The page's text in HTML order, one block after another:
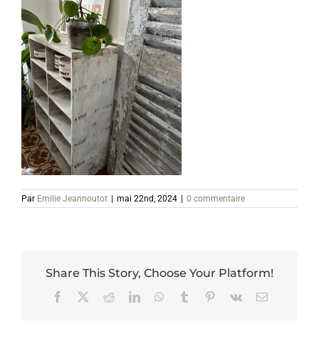
Par Emilie Jeannoutot mai 22nd, 2024 0 commentaire
Share This Story, Choose Your Platform!
Facebook RedditLinkedInWhatsApp
Tumblr Pinterest
Vk Email